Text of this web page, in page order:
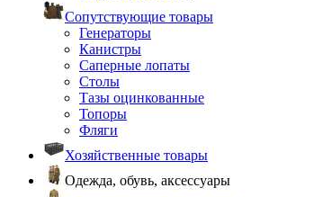
Сопутствующие товары
Генераторы
Канистры
Саперные лопаты
Столы
Тазы оцинкованные
Топоры
Фляги
Хозяйственные товары
Одежда, обувь, аксессуары